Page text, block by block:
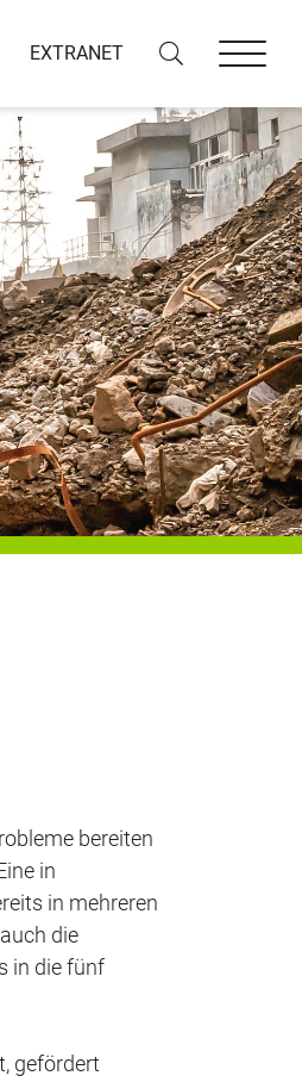
EXTRANET
bereiten
in
in mehreren
die
in die fünf
gefördert